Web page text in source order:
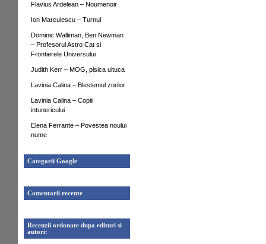
Flavius Ardelean – Noumenoir
Ion Marculescu – Turnul
Dominic Walliman, Ben Newman
– Profesorul Astro Cat si
Frontierele Universului
Judith Kerr – MOG, pisica uituca
Lavinia Calina – Blestemul zorilor
Lavinia Calina – Copiii
intunericului
Elena Ferrante – Povestea noului
nume
Categorii Google
Comentarii recente
Recenzii ordonate dupa edituri si
autori: